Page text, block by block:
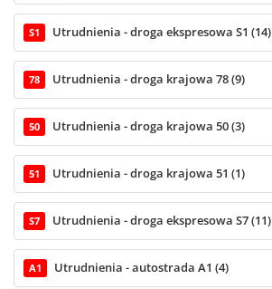
S1 Utrudnienia - droga ekspresowa S1 (14)
78 Utrudnienia - droga krajowa 78 (9)
50 Utrudnienia - droga krajowa 50 (3)
51 Utrudnienia - droga krajowa 51 (1)
S7 Utrudnienia - droga ekspresowa S7 (11)
A1 Utrudnienia - autostrada A1 (4)